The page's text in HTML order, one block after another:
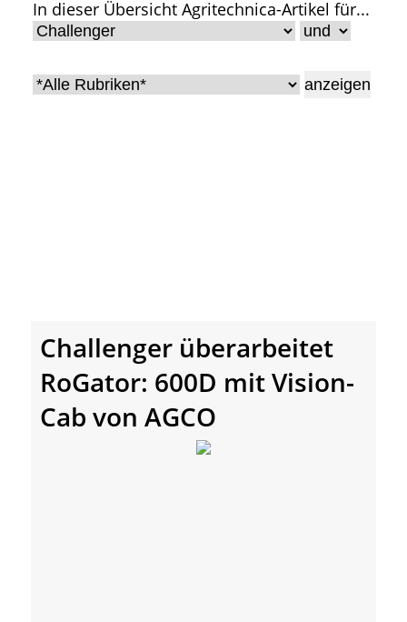
• Geschichte und Geschichten
• Messen und Veranstaltungen
• Mitteilung der Redaktion
• Agritechnica Neuheiten Archiv
In dieser Übersicht Agritechnica-Artikel für...
Challenger überarbeitet
RoGator: 600D mit Vision-
Cab von AGCO